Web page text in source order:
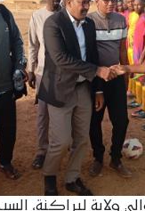
ولاية لبراكنة،